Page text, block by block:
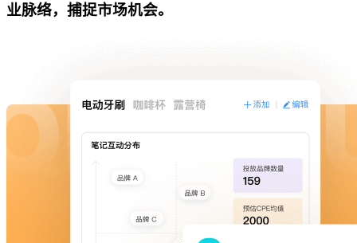
业脉络，捕捉市场机会。